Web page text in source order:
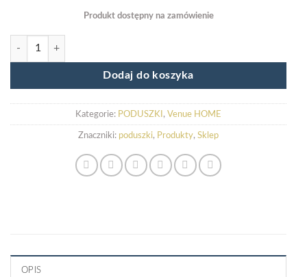
Produkt dostępny na zamówienie
ilość ZESTAW PODUSZEK WELUROWYCH (3 sztuki) ROYAL
Dodaj do koszyka
Kategorie: PODUSZKI , Venue HOME
Znaczniki: poduszki, Produkty, Sklep
OPIS